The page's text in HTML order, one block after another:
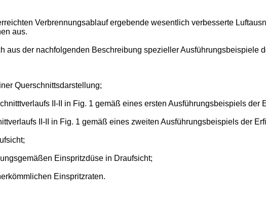
Verbrennungsablauf ergebende wesentlich verbesserte
aus.
aus der nachfolgenden Beschreibung spezieller Ausführungsbeispiele
Querschnittsdarstellung;
II-II in Fig. 1 gemäß eines ersten Ausführungsbeispiels der
II-II in Fig. 1 gemäß eines zweiten Ausführungsbeispiels der
Einspritzdüse in Draufsicht;
Einspritzraten.